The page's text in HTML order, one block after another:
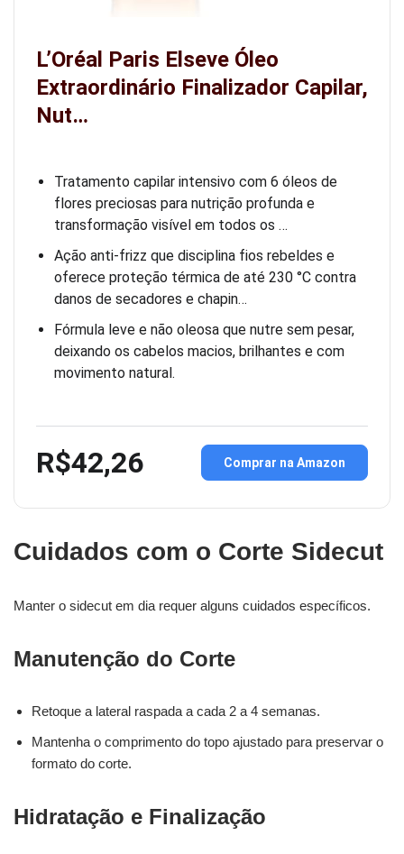
L’Oréal Paris Elseve Óleo
Extraordinário Finalizador Capilar,
Nut…
Tratamento capilar intensivo com 6 óleos de
flores preciosas para nutrição profunda e
transformação visível em todos os …
Ação anti-frizz que disciplina fios rebeldes e
oferece proteção térmica de até 230 °C contra
danos de secadores e chapin…
Fórmula leve e não oleosa que nutre sem pesar,
deixando os cabelos macios, brilhantes e com
movimento natural.
R$42,26 Comprar na Amazon
Cuidados com o Corte Sidecut
Manter o sidecut em dia requer alguns cuidados específicos.
Manutenção do Corte
Retoque a lateral raspada a cada 2 a 4 semanas.
Mantenha o comprimento do topo ajustado para preservar o
formato do corte.
Hidratação e Finalização